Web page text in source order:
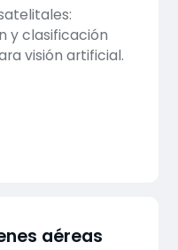
y clasificación
visión artificial.
aéreas